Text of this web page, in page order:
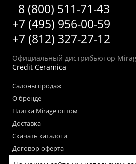
8 (800) 511-71-43
+7 (495) 956-00-59
+7 (812) 327-27-12
Официальный дистрибьютор
Credit Ceramica
Салоны продаж
О бренде
Плитка Mirage оптом
Доставка
Скачать каталоги
Договор-оферта
Пользовательское соглашение